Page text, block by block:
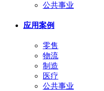
公共事业
应用案例
零售
物流
制造
医疗
公共事业